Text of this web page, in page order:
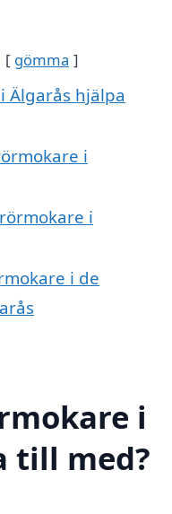
gömma
Älgarås hjälpa
i
i
i de
i
till med?